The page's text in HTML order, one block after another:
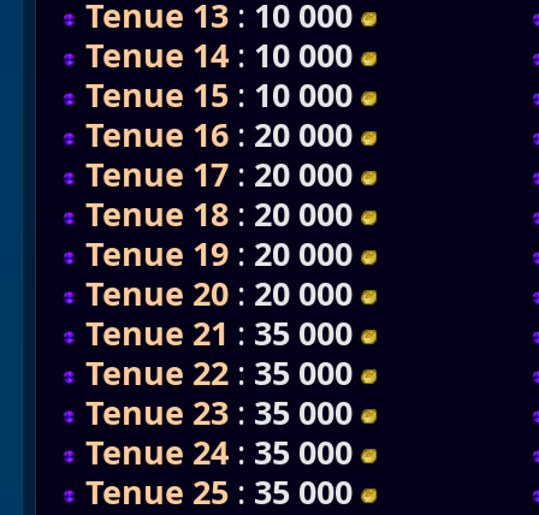
Tenue 13 : 10 000
Tenue 14 : 10 000
Tenue 15 : 10 000
Tenue 16 : 20 000
Tenue 17 : 20 000
Tenue 18 : 20 000
Tenue 19 : 20 000
Tenue 20 : 20 000
Tenue 21 : 35 000
Tenue 22 : 35 000
Tenue 23 : 35 000
Tenue 24 : 35 000
Tenue 25 : 35 000